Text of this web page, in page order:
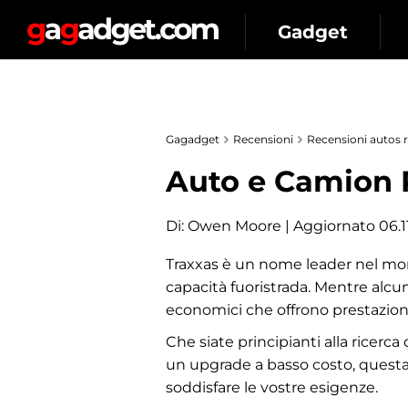
Gadget
Gagadget Recensioni Recensioni autos
Auto e Camion
Di: Owen Moore | Aggiornato
Traxxas è un nome leader nel
capacità fuoristrada. Mentre
economici che offrono
Che siate principianti alla
un upgrade a basso costo,
soddisfare le vostre esigenze.